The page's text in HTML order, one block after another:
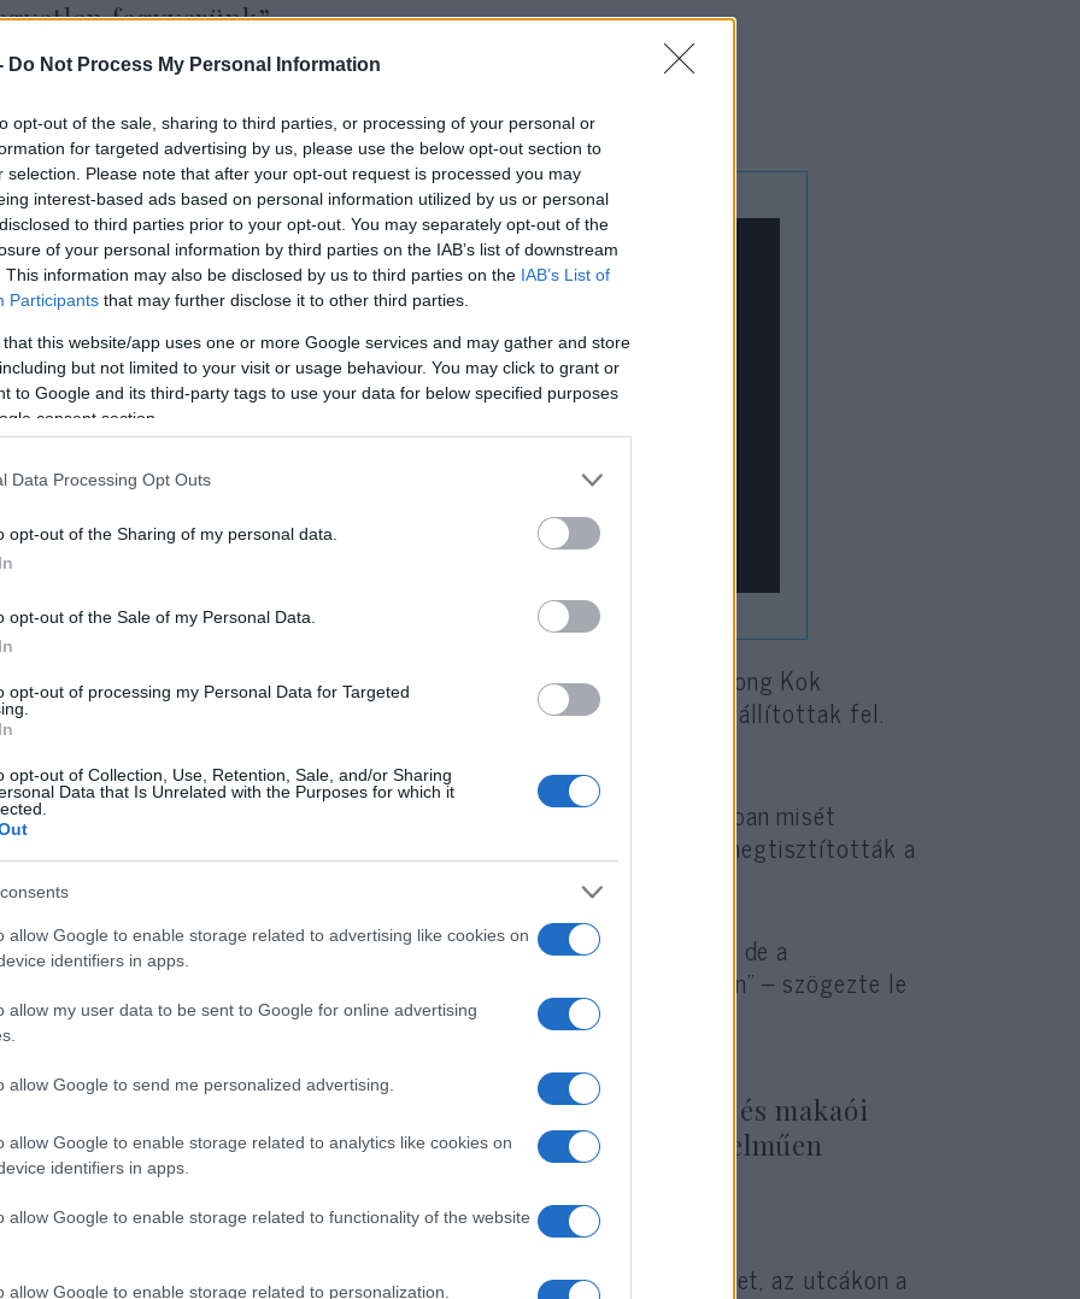
Do Not Process My Personal Information
opt-out of the sale, sharing to third parties, or processing of your personal or
for targeted advertising by us, please use the below opt-out section to
selection. Please note that after your opt-out request is processed you may
interest-based ads based on personal information utilized by us or personal
to third parties prior to your opt-out. You may separately opt-out of the
of your personal information by third parties on the IAB’s list of downstream
This information may also be disclosed by us to third parties on the IAB’s List of
Participants that may further disclose it to other third parties.
that this website/app uses one or more Google services and may gather and store
but not limited to your visit or usage behaviour. You may click to grant or
to Google and its third-party tags to use your data for below specified purposes
consent section.
Data Processing Opt Outs
opt-out of the Sharing of my personal data.
opt-out of the Sale of my Personal Data.
opt-out of processing my Personal Data for Targeted
opt-out of Collection, Use, Retention, Sale, and/or Sharing
Data that Is Unrelated with the Purposes for which it
allow Google to enable storage related to advertising like cookies on
identifiers in apps.
allow my user data to be sent to Google for online advertising
allow Google to send me personalized advertising.
allow Google to enable storage related to analytics like cookies on
identifiers in apps.
allow Google to enable storage related to functionality of the website
allow Google to enable storage related to personalization.
fegyverünk”
egy 74 éves helyi lakos.
a rendőrök paprikaspray-vel oszlatták fel a demonstrálókat a Mong Kok
ahol több százan vonultak utcára, és egyesek úttorlaszokat állítottak fel.
őrizetbe vettek.
további tiltakozásokra számítanak. Hét katolikus templomban misét
este, a Hongkongi Egyetem kampuszán pedig diákok délután megtisztították a
áldozatainak emlékművét.
attól, hogy utolsó alkalommal tarthattunk hasonló ceremóniát, de a
örökké emlékeznek fognak arra, hogy mi történt június 4-én” – szögezte le
fiatal nő.
A járványt legtöbben csak ürügynek tartják a hongkongi és makaói
betiltására, a közvélekedés szerint egyértelműen
okok állnak a háttérben.
szerint Pekingben is fokozták a biztonsági intézkedéseket, az utcákon a